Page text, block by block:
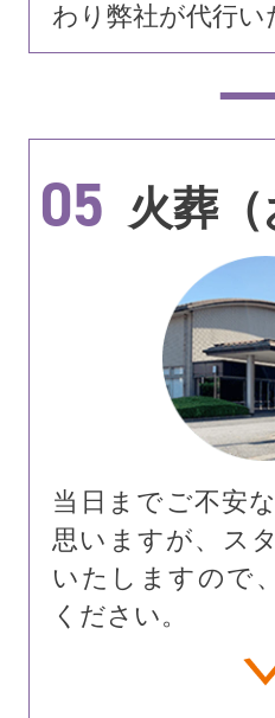
わり弊社が代行い
05 火葬（
当日までご不安
思いますが、ス
いたしますので
ください。